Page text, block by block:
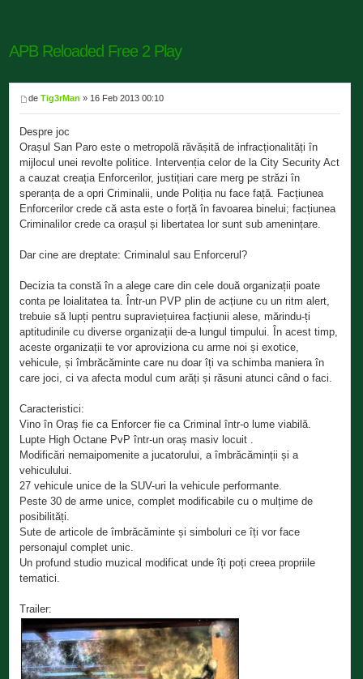
APB Reloaded Free 2 Play
deTig3rMan » 16 Feb 2013 00:10
Despre joc
Orașul San Paro este o metropolă răvășită de infracționalități în
mijlocul unei revolte politice. Intervenția celor de la City Security Act
a cauzat creația Enforcerilor, justițiari care merg pe străzi în
speranța de a opri Criminalii, unde Poliția nu face față. Facțiunea
Enforcerilor crede că asta este o forță în favoarea binelui; facțiunea
Criminalilor crede ca orașul și libertatea lor sunt sub amenințare.
Dar cine are dreptate: Criminalul sau Enforcerul?
Decizia ta constă în a alege care din cele două organizații poate
conta pe loialitatea ta. Într-un PVP plin de acțiune cu un ritm alert,
trebuie să lupți pentru supraviețuirea facțiunii alese, mărindu-ți
aptitudinile cu diverse organizații de-a lungul timpului. În acest timp,
aceste organizații te vor aproviziona cu arme noi și exotice,
vehicule, și îmbrăcăminte care nu doar îți va schimba maniera în
care joci, ci va afecta modul cum arăți și răsuni atunci când o faci.
Caracteristici:
Vino în Oraș fie ca Enforcer fie ca Criminal într-o lume viabilă.
Lupte High Octane PvP într-un oraș masiv locuit .
Modificări nemaipomenite a jucatorului, a îmbrăcăminții și a
vehiculului.
27 vehicule unice de la SUV-uri la vehicule performante.
Peste 30 de arme unice, complet modificabile cu o mulțime de
posibilități.
Sute de articole de îmbrăcăminte și simboluri ce îți vor face
personajul complet unic.
Un profund studio muzical modificat unde îți poți creea propriile
tematici.
Trailer: